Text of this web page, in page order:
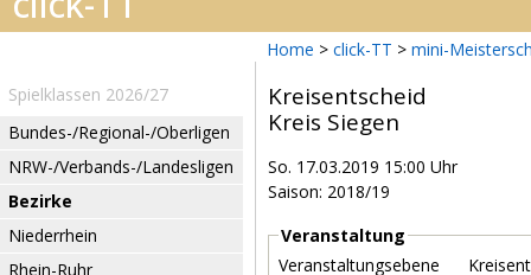
Home > click-TT > mini-
Spielklassen 2026/27
Bundes-/Regional-/Oberligen
NRW-/Verbands-/Landesligen
Bezirke
Niederrhein
Rhein-Ruhr
Kreisentscheid
Kreis Siegen
So. 17.03.2019 15:00 Uhr
Saison: 2018/19
Veranstaltung
Veranstaltungsebene